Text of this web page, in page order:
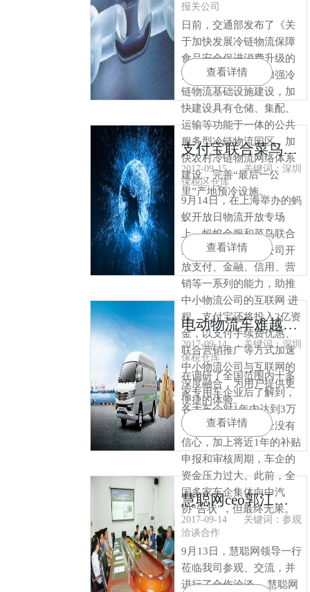
报关公司
日前，交通部发布了《关
于加快发展冷链物流保障
食品安全促进消费升级的
实施意见》，要求加强冷
链物流基础设施建设，加
快建设具有仓储、集配、
运输等功能于一体的公共
服务型冷链物流园区，加
快农村冷链物流网络体系
建设，完善“最后一公
里”产地预冷设施。
查看详情
支付宝联合菜鸟加速中小物流公司“互联网 ”进程
2017-09-15
关键词：深圳
保税区仓库
9月14日，在上海举办的蚂
蚁开放日物流开放专场
上，蚂蚁金服和菜鸟联合
宣布面向中小物流公司开
放支付、金融、信用、营
销等一系列的能力，助推
中小物流公司的互联网 进
程。支付宝还将投入2亿资
金，以支付手续费优惠、
联合营销推广等方式加速
中小物流公司与互联网的
深度融合，为用户提供更
便捷的体验。
查看详情
电动物流车难越3万公里 目前仍存在这些问题
2017-09-14
关键词：深圳
保税仓库
在调研了全国范围内十多
家专用车企业后了解到，
各大车企对1年内达到3万
公里的运营指标完全没有
信心，加上将近1年的补贴
申报和审核周期，车企的
资金压力过大。此前，全
国多家车企集体向中汽
协“告状”，但最终无果。
查看详情
慧聪网ceo郭江先生来我司参观，洽谈合作
2017-09-14
关键词：参观
洽谈合作
9月13日，慧聪网领导一行
莅临我司参观、交流，并
进行了合作洽谈。 慧聪网